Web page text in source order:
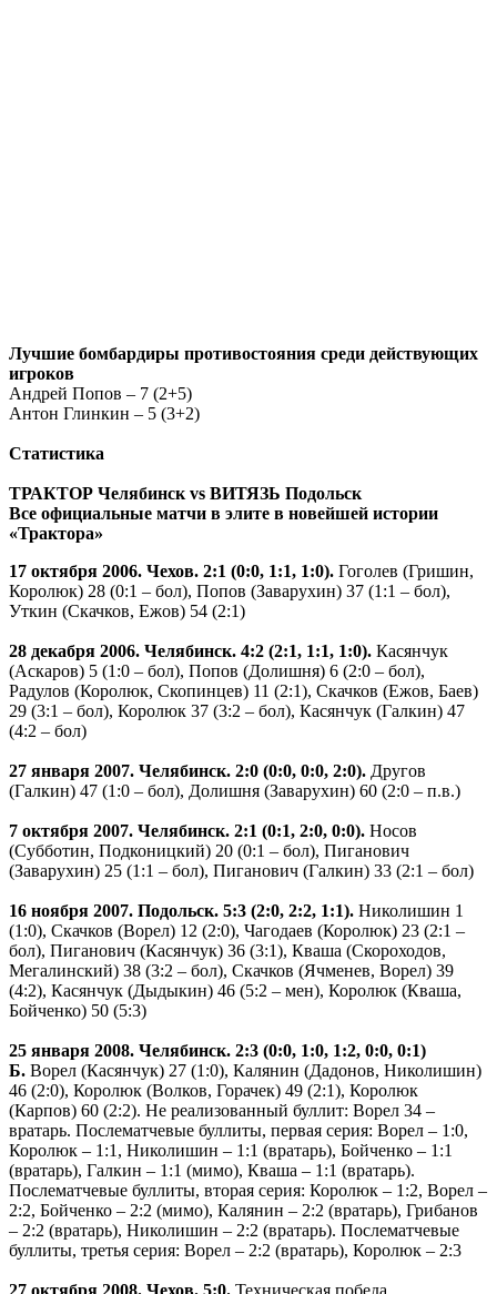
Лучшие бомбардиры противостояния среди действующих
игроков
Андрей Попов – 7 (2+5)
Антон Глинкин – 5 (3+2)
Статистика
ТРАКТОР Челябинск vs ВИТЯЗЬ Подольск
Все официальные матчи в элите в новейшей истории
«Трактора»
17 октября 2006. Чехов. 2:1 (0:0, 1:1, 1:0). Гоголев (Гришин,
Королюк) 28 (0:1 – бол), Попов (Заварухин) 37 (1:1 – бол),
Уткин (Скачков, Ежов) 54 (2:1)
28 декабря 2006. Челябинск. 4:2 (2:1, 1:1, 1:0). Касянчук
(Аскаров) 5 (1:0 – бол), Попов (Долишня) 6 (2:0 – бол),
Радулов (Королюк, Скопинцев) 11 (2:1), Скачков (Ежов, Баев)
29 (3:1 – бол), Королюк 37 (3:2 – бол), Касянчук (Галкин) 47
(4:2 – бол)
27 января 2007. Челябинск. 2:0 (0:0, 0:0, 2:0). Другов
(Галкин) 47 (1:0 – бол), Долишня (Заварухин) 60 (2:0 – п.в.)
7 октября 2007. Челябинск. 2:1 (0:1, 2:0, 0:0). Носов
(Субботин, Подконицкий) 20 (0:1 – бол), Пиганович
(Заварухин) 25 (1:1 – бол), Пиганович (Галкин) 33 (2:1 – бол)
16 ноября 2007. Подольск. 5:3 (2:0, 2:2, 1:1). Николишин 1
(1:0), Скачков (Ворел) 12 (2:0), Чагодаев (Королюк) 23 (2:1 –
бол), Пиганович (Касянчук) 36 (3:1), Кваша (Скороходов,
Мегалинский) 38 (3:2 – бол), Скачков (Ячменев, Ворел) 39
(4:2), Касянчук (Дыдыкин) 46 (5:2 – мен), Королюк (Кваша,
Бойченко) 50 (5:3)
25 января 2008. Челябинск. 2:3 (0:0, 1:0, 1:2, 0:0, 0:1)
Б. Ворел (Касянчук) 27 (1:0), Калянин (Дадонов, Николишин)
46 (2:0), Королюк (Волков, Горачек) 49 (2:1), Королюк
(Карпов) 60 (2:2). Не реализованный буллит: Ворел 34 –
вратарь. Послематчевые буллиты, первая серия: Ворел – 1:0,
Королюк – 1:1, Николишин – 1:1 (вратарь), Бойченко – 1:1
(вратарь), Галкин – 1:1 (мимо), Кваша – 1:1 (вратарь).
Послематчевые буллиты, вторая серия: Королюк – 1:2, Ворел –
2:2, Бойченко – 2:2 (мимо), Калянин – 2:2 (вратарь), Грибанов
– 2:2 (вратарь), Николишин – 2:2 (вратарь). Послематчевые
буллиты, третья серия: Ворел – 2:2 (вратарь), Королюк – 2:3
27 октября 2008. Чехов. 5:0. Техническая победа